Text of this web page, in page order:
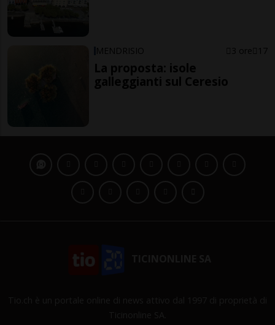
MENDRISIO 3 ore 17
La proposta: isole
galleggianti sul Ceresio